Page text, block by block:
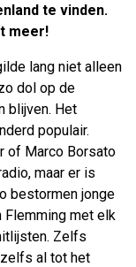
te vinden.
meer!
lang niet alleen
dol op de
blijven. Het
populair.
of Marco Borsato
maar er is
bestormen jonge
Flemming met elk
Zelfs
al tot het